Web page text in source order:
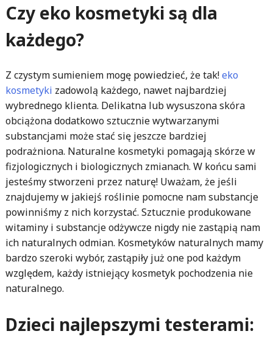
Czy eko kosmetyki są dla
każdego?
Z czystym sumieniem mogę powiedzieć, że tak!eko
kosmetyki zadowolą każdego, nawet najbardziej
wybrednego klienta. Delikatna lub wysuszona skóra
obciążona dodatkowo sztucznie wytwarzanymi
substancjami może stać się jeszcze bardziej
podrażniona. Naturalne kosmetyki pomagają skórze w
fizjologicznych i biologicznych zmianach. W końcu sami
jesteśmy stworzeni przez naturę! Uważam, że jeśli
znajdujemy w jakiejś roślinie pomocne nam substancje
powinniśmy z nich korzystać. Sztucznie produkowane
witaminy i substancje odżywcze nigdy nie zastąpią nam
ich naturalnych odmian. Kosmetyków naturalnych mamy
bardzo szeroki wybór, zastąpiły już one pod każdym
względem, każdy istniejący kosmetyk pochodzenia nie
naturalnego.
Dzieci najlepszymi testerami: